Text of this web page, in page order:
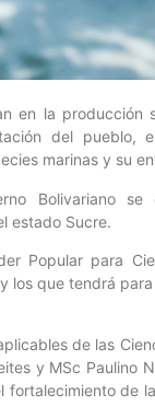
en la producción
del pueblo,
marinas y su
Bolivariano se
estado Sucre.
Popular para
los que tendrá
de las
y MSc Paulino
de